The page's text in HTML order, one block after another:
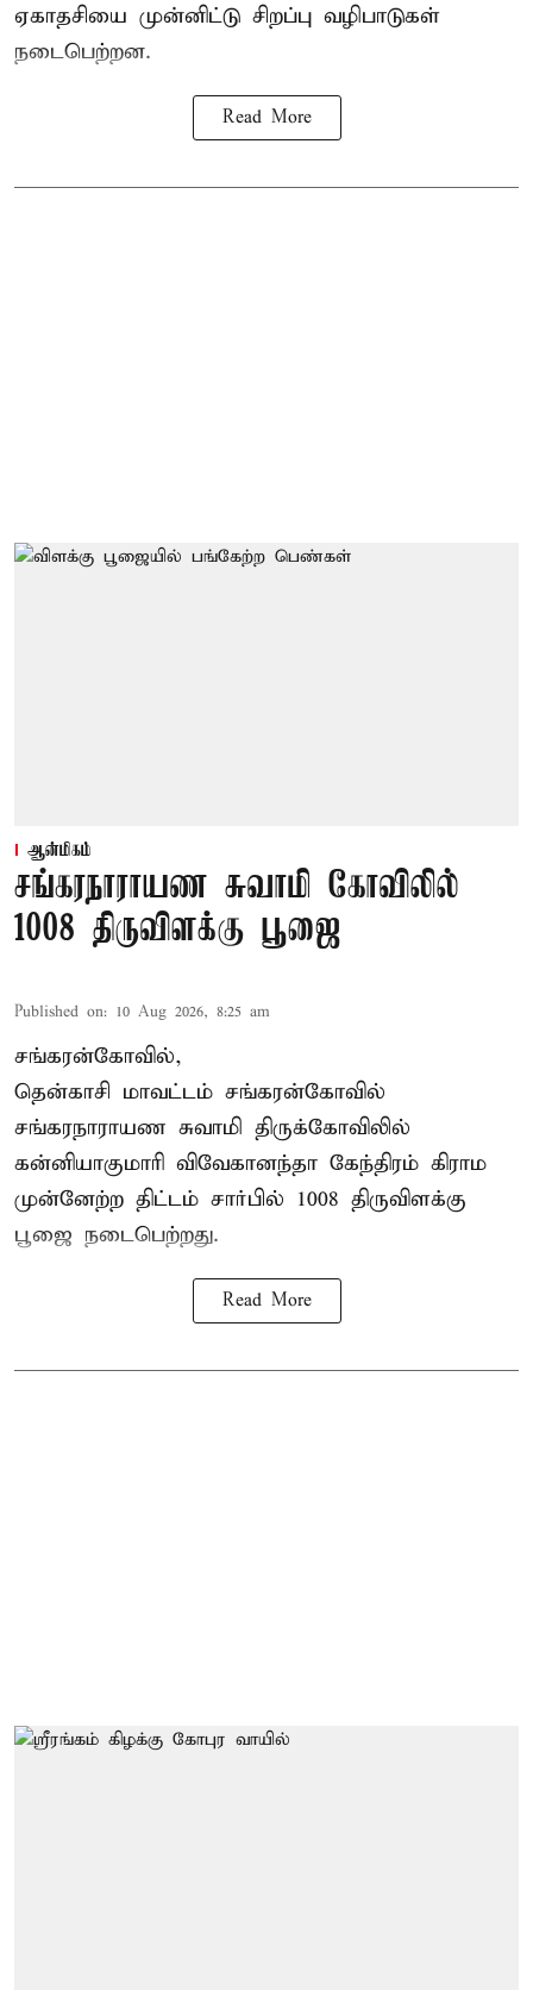
ஏகாதசியை முன்னிட்டு சிறப்பு வழிபாடுகள்
நடைபெற்றன.
Read More
ஆன்மிகம்
சங்கரநாராயண சுவாமி கோவிலில்
1008 திருவிளக்கு பூஜை
Published on: 10 Aug 2026, 8:25 am
சங்கரன்கோவில்,
தென்காசி மாவட்டம் சங்கரன்கோவில்
சங்கரநாராயண சுவாமி திருக்கோவிலில்
கன்னியாகுமாரி விவேகானந்தா கேந்திரம் கிராம
முன்னேற்ற திட்டம் சார்பில் 1008 திருவிளக்கு
பூஜை நடைபெற்றது.
Read More